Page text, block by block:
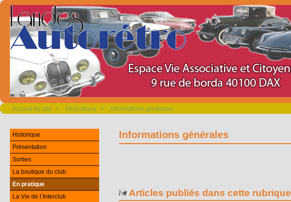
Accueil du site > En pratique > Informations générales
Informations générales
Articles publiés dans cette rubrique
Historique
Présentation
Sorties
La boutique du club.
En pratique
La Vie de l’Interclub